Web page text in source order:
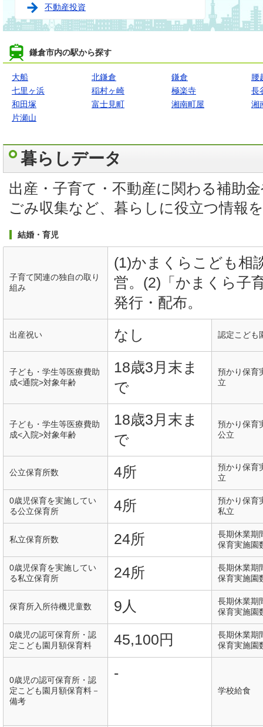
不動産投資
鎌倉市内の駅から探す
大船 北鎌倉 鎌倉
腰
七里ヶ浜
稲村ヶ崎 極楽寺
長
和田塚
富士見町 湘南町屋
湘
片瀬山
暮らしデータ
出産・子育て・不動産に関わる補助
ごみ収集など、暮らしに役立つ情報
結婚・育児
子育て関連の独自の取り
組み
(1)かまくらこども相
営。(2)「かまくら子
発行・配布。
出産祝い なし 認定こども
子ども・学生等医療費助
成<通院>対象年齢
18歳3月末ま
で
預かり保育
立
子ども・学生等医療費助
成<入院>対象年齢
18歳3月末ま
で
預かり保育
公立
公立保育所数 4所
預かり保育
立
0歳児保育を実施してい
る公立保育所
4所
預かり保育
私立
私立保育所数 24所
長期休業期
保育実施園
0歳児保育を実施してい
る私立保育所
24所
長期休業期
保育実施園
保育所入所待機児童数 9人
長期休業期
保育実施園
0歳児の認可保育所・認
定こども園月額保育料
45,100円
長期休業期
保育実施園
0歳児の認可保育所・認
定こども園月額保育料－
備考
-
学校給食